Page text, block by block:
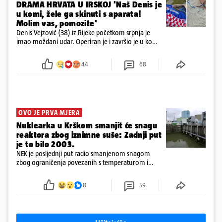
DRAMA HRVATA U IRSKOJ 'Naš Denis je
u komi, žele ga skinuti s aparata!
Molim vas, pomozite'
Denis Vejzović (38) iz Rijeke početkom srpnja je
imao moždani udar. Operiran je i završio je u komi.
tamošnji liječnici ne vjeruju u oporavak: 'Imamo
44 68
OVO JE PRVA MJERA
Nuklearka u Krškom smanjit će snagu
reaktora zbog iznimne suše: Zadnji put
je to bilo 2003.
NEK je posljednji put radio smanjenom snagom
zbog ograničenja povezanih s temperaturom i
smanjenje snage bilo potrebno više od 90 dana.
8 59